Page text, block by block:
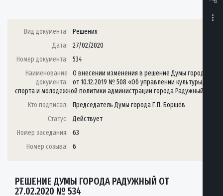
Вид документа:
Решения
Дата:
27/02/2020
Номер документа:
534
Наименование
документа:
О внесении изменения в решение Думы города
от 10.12.2019 № 508 «Об управлении культуры,
спорта и молодежной политики администрации города Радужный»
Кто подписал:
Председатель Думы города Г.П. Борщёв
Статус:
Действует
Номер заседания:
63
Номер созыва:
6
РЕШЕНИЕ ДУМЫ ГОРОДА РАДУЖНЫЙ ОТ
27.02.2020 № 534